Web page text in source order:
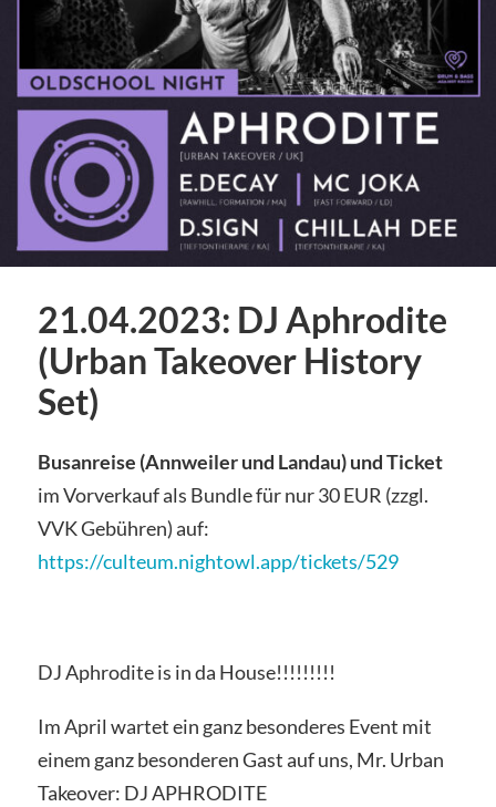
21.04.2023: DJ Aphrodite
(Urban Takeover History
Set)
Busanreise (Annweiler und Landau) und Ticket
im Vorverkauf als Bundle für nur 30 EUR (zzgl.
VVK Gebühren) auf:
https://culteum.nightowl.app/tickets/529
DJ Aphrodite is in da House!!!!!!!!!
Im April wartet ein ganz besonderes Event mit
einem ganz besonderen Gast auf uns, Mr. Urban
Takeover: DJ APHRODITE